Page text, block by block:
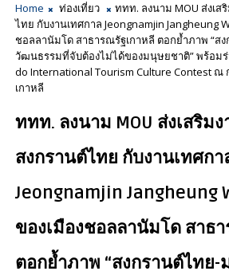
Home ท่องเที่ยว
ททท. ลงนาม MOU ส่งเส
ไทย กับงานเทศกาล Jeongnamjin Jangheung
ชอลลานัมโด สาธารณรัฐเกาหลี ตอกย้ำภาพ “ส
วัฒนธรรมที่จับต้องไม่ได้ของมนุษยชาติ” พร้อม
do International Tourism Culture Contest ณ
เกาหลี
ททท. ลงนาม MOU ส่งเสริม
สงกรานต์ไทย กับงานเทศกา
Jeongnamjin Jangheung
ของเมืองชอลลานัมโด สาธ
ตอกย้ำภาพ “สงกรานต์ไทย